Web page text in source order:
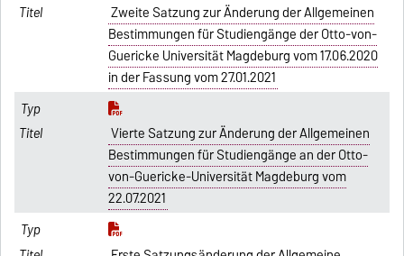
Zweite Satzung zur Änderung der Allgemeinen
Bestimmungen für Studiengänge der Otto-von-
Guericke Universität Magdeburg vom 17.06.2020
in der Fassung vom 27.01.2021
Vierte Satzung zur Änderung der Allgemeinen
Bestimmungen für Studiengänge an der Otto-
von-Guericke-Universität Magdeburg vom
22.07.2021